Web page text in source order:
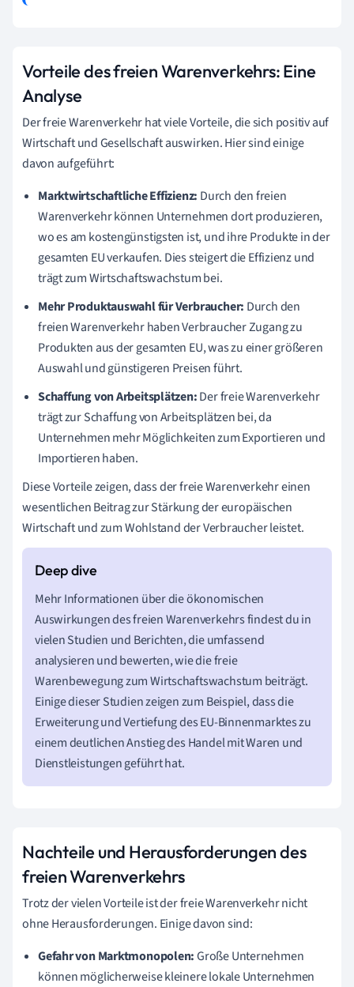
Vorteile des freien Warenverkehrs: Eine
Analyse
Der freie Warenverkehr hat viele Vorteile, die sich positiv auf
Wirtschaft und Gesellschaft auswirken. Hier sind einige
davon aufgeführt:
Marktwirtschaftliche Effizienz: Durch den freien
Warenverkehr können Unternehmen dort produzieren,
wo es am kostengünstigsten ist, und ihre Produkte in der
gesamten EU verkaufen. Dies steigert die Effizienz und
trägt zum Wirtschaftswachstum bei.
Mehr Produktauswahl für Verbraucher: Durch den
freien Warenverkehr haben Verbraucher Zugang zu
Produkten aus der gesamten EU, was zu einer größeren
Auswahl und günstigeren Preisen führt.
Schaffung von Arbeitsplätzen:Der freie Warenverkehr
trägt zur Schaffung von Arbeitsplätzen bei, da
Unternehmen mehr Möglichkeiten zum Exportieren und
Importieren haben.
Diese Vorteile zeigen, dass der freie Warenverkehr einen
wesentlichen Beitrag zur Stärkung der europäischen
Wirtschaft und zum Wohlstand der Verbraucher leistet.
Mehr Informationen über die ökonomischen
Auswirkungen des freien Warenverkehrs findest du in
vielen Studien und Berichten, die umfassend
analysieren und bewerten, wie die freie
Warenbewegung zum Wirtschaftswachstum beiträgt.
Einige dieser Studien zeigen zum Beispiel, dass die
Erweiterung und Vertiefung des EU-Binnenmarktes zu
einem deutlichen Anstieg des Handel mit Waren und
Dienstleistungen geführt hat.
Nachteile und Herausforderungen des
freien Warenverkehrs
Trotz der vielen Vorteile ist der freie Warenverkehr nicht
ohne Herausforderungen. Einige davon sind:
Gefahr von Marktmonopolen:Große Unternehmen
können möglicherweise kleinere lokale Unternehmen